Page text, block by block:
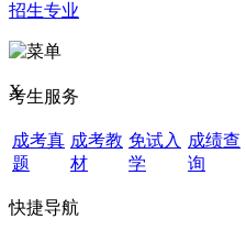
招生专业
X
考生服务
成考真
题
成考教
材
免试入
学
成绩查
询
快捷导航